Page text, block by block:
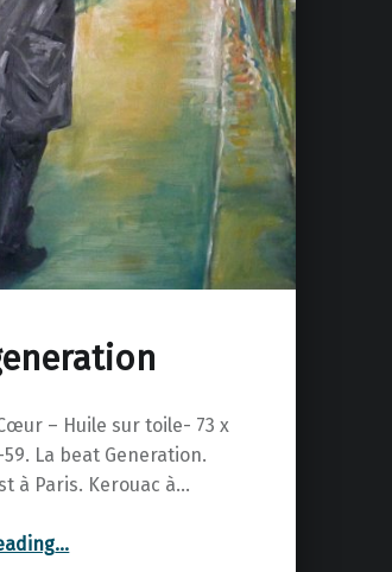
– Huile sur toile- 73 x
59. La beat Generation.
à Paris. Kerouac à…
…